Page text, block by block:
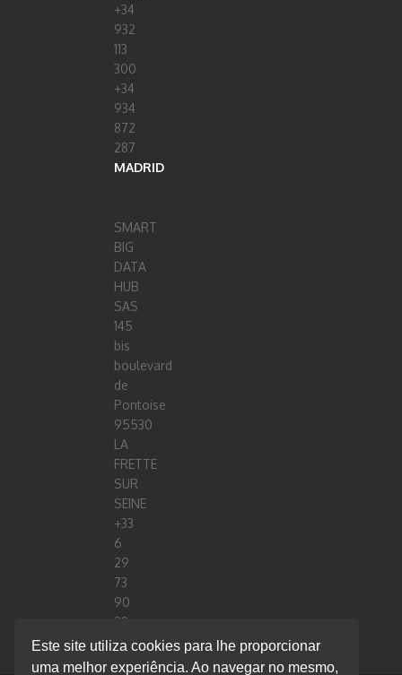
Este site utiliza cookies para lhe proporcionar
uma melhor experiência. Ao navegar no mesmo,
+34
932
113
300
+34
934
872
287
MADRID
SMART
BIG
DATA
HUB
SAS
145
bis
boulevard
de
Pontoise
95530
LA
FRETTE
SUR
SEINE
+33
6
29
73
90
28
stephane.cesario@smartbigdatahub.com
FRANCE